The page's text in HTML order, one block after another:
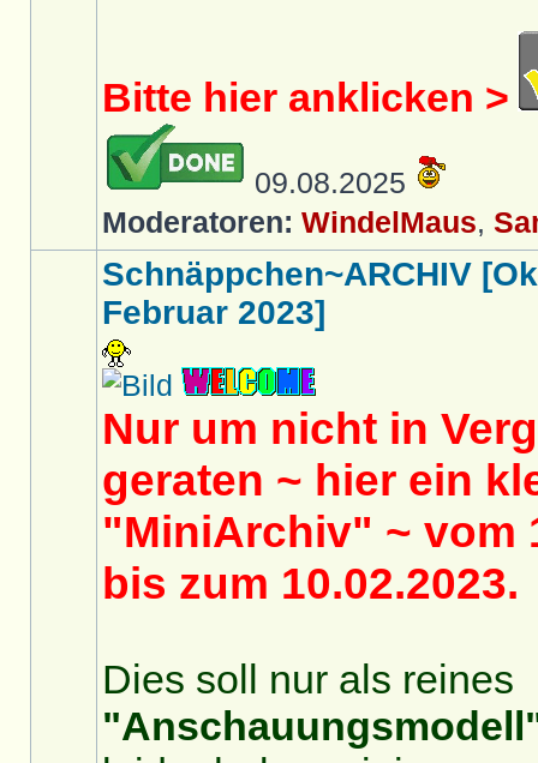
Bitte hier anklicken >
09.08.2025
Moderatoren: WindelMaus,
Schnäppchen~ARCHIV
Februar 2023]
Nur um nicht in
geraten ~ hier ein
"MiniArchiv" ~ vom
bis zum 10.02.2023.
Dies soll nur als reines